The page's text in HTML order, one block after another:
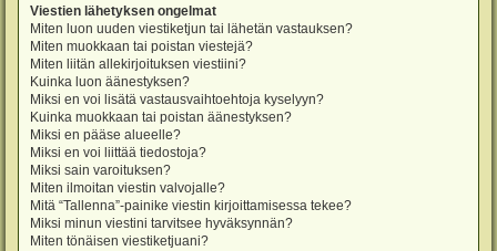
Viestien lähetyksen ongelmat
Miten luon uuden viestiketjun tai lähetän vastauksen?
Miten muokkaan tai poistan viestejä?
Miten liitän allekirjoituksen viestiini?
Kuinka luon äänestyksen?
Miksi en voi lisätä vastausvaihtoehtoja kyselyyn?
Kuinka muokkaan tai poistan äänestyksen?
Miksi en pääse alueelle?
Miksi en voi liittää tiedostoja?
Miksi sain varoituksen?
Miten ilmoitan viestin valvojalle?
Mitä “Tallenna”-painike viestin kirjoittamisessa tekee?
Miksi minun viestini tarvitsee hyväksynnän?
Miten tönäisen viestiketjuani?